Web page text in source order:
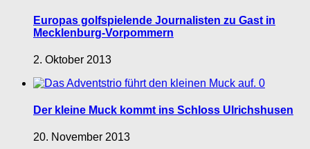
Europas golfspielende Journalisten zu Gast in
Mecklenburg-Vorpommern
2. Oktober 2013
0
Der kleine Muck kommt ins Schloss Ulrichshusen
20. November 2013